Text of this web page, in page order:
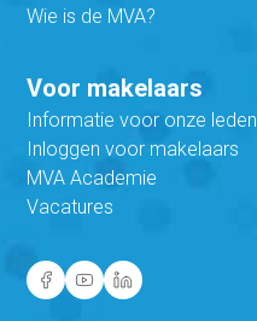
Wie is de MVA?
Voor makelaars
Informatie voor onze leden
Inloggen voor makelaars
MVA Academie
Vacatures